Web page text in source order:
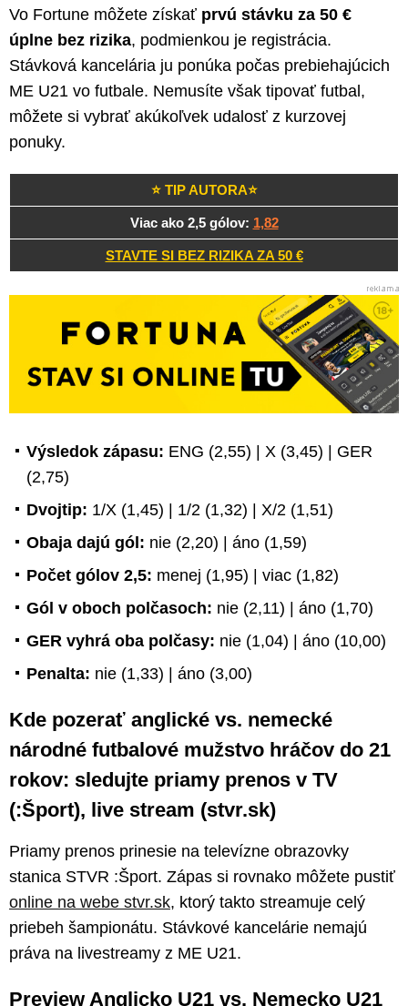
Vo Fortune môžete získať prvú stávku za 50 €
úplne bez rizika, podmienkou je registrácia.
Stávková kancelária ju ponúka počas prebiehajúcich
ME U21 vo futbale. Nemusíte však tipovať futbal,
môžete si vybrať akúkoľvek udalosť z kurzovej
ponuky.
⭐ TIP AUTORA⭐
Viac ako 2,5 gólov: 1,82
STAVTE SI BEZ RIZIKA ZA 50 €
Výsledok zápasu: ENG (2,55) | X (3,45) | GER
(2,75)
Dvojtip: 1/X (1,45) | 1/2 (1,32) | X/2 (1,51)
Obaja dajú gól: nie (2,20) | áno (1,59)
Počet gólov 2,5: menej (1,95) | viac (1,82)
Gól v oboch polčasoch: nie (2,11) | áno (1,70)
GER vyhrá oba polčasy: nie (1,04) | áno (10,00)
Penalta: nie (1,33) | áno (3,00)
Kde pozerať anglické vs. nemecké
národné futbalové mužstvo hráčov do 21
rokov: sledujte priamy prenos v TV
(:Šport), live stream (stvr.sk)
Priamy prenos prinesie na televízne obrazovky
stanica STVR :Šport. Zápas si rovnako môžete pustiť
online na webe stvr.sk, ktorý takto streamuje celý
priebeh šampionátu. Stávkové kancelárie nemajú
práva na livestreamy z ME U21.
Preview Anglicko U21 vs. Nemecko U21